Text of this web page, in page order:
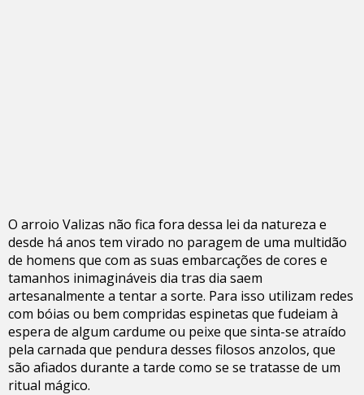
O arroio Valizas não fica fora dessa lei da natureza e
desde há anos tem virado no paragem de uma multidão
de homens que com as suas embarcações de cores e
tamanhos inimagináveis dia tras dia saem
artesanalmente a tentar a sorte. Para isso utilizam redes
com bóias ou bem compridas espinetas que fudeiam à
espera de algum cardume ou peixe que sinta-se atraído
pela carnada que pendura desses filosos anzolos, que
são afiados durante a tarde como se se tratasse de um
ritual mágico.